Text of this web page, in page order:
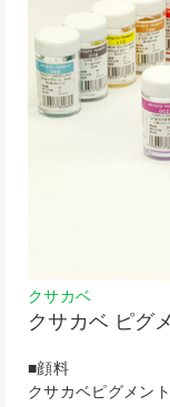
クサカベ
クサカベ ピグ
■顔料
クサカベピグメン